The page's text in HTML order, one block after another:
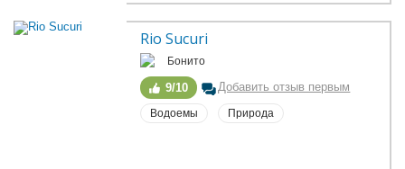
Rio Sucuri
Бонито
9/10 Добавить отзыв первым
Водоемы Природа